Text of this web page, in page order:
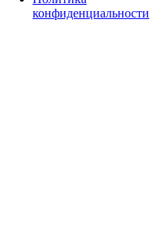
конфиденциальности